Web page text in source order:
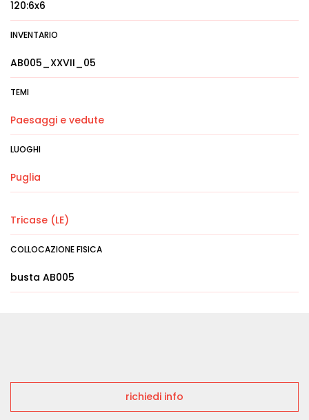
120:6x6
INVENTARIO
AB005_XXVII_05
TEMI
Paesaggi e vedute
LUOGHI
Puglia
Tricase (LE)
COLLOCAZIONE FISICA
busta AB005
richiedi info